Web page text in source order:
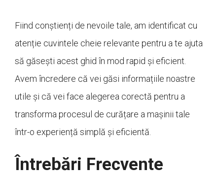
Fiind conștienți de nevoile tale, am identificat cu
atenție cuvintele cheie relevante pentru a te ajuta
să găsești acest ghid în mod rapid și eficient.
Avem încredere că vei găsi informațiile noastre
utile și că vei face alegerea corectă pentru a
transforma procesul de curățare a mașinii tale
într-o experiență simplă și eficientă.
Întrebări Frecvente